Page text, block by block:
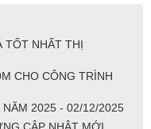
TỐT NHẤT THỊ
CHO CÔNG TRÌNH
2025 - 02/12/2025